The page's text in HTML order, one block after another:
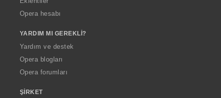
Opera hesabı
YARDIM MI GEREKLI?
Yardım ve destek
Opera blogları
Opera forumları
ŞIRKET